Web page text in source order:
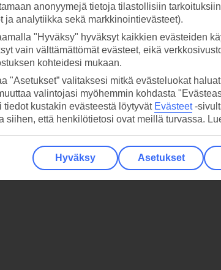
Näytetään1 - 0/0hotelli
Ei enempää näytettäviä
anonyymejä tietoja tilastollisiin
ja analytiikka sekä markkinointievästeet).
"Hyväksy" hyväksyt kaikkien evästeiden
vain välttämättömät evästeet, eikä
kohteidesi mukaan.
"Asetukset” valitaksesi mitkä evästeluokat
valintojasi myöhemmin kohdasta
tiedot kustakin evästeestä löytyvät Evästeet-
siihen, että henkilötietosi ovat meillä turvassa.
Hyväksy Asetukset